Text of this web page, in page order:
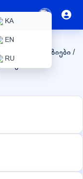
KA
EN
RU
ონლაინ მაღაზიები /